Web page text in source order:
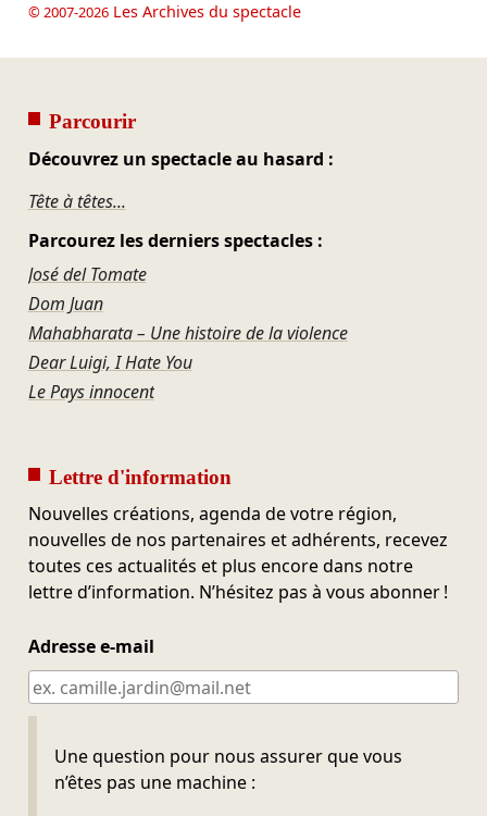
© 2007-2026Les Archives du spectacle
Parcourir
Découvrez un spectacle au hasard :
Tête à têtes...
Parcourez les derniers spectacles :
José del Tomate
Dom Juan
Mahabharata – Une histoire de la violence
Dear Luigi, I Hate You
Le Pays innocent
Lettre d'information
Nouvelles créations, agenda de votre région,
nouvelles de nos partenaires et adhérents, recevez
toutes ces actualités et plus encore dans notre
lettre d’information. N’hésitez pas à vous abonner !
Adresse e-mail
Une question pour nous assurer que vous
n’êtes pas une machine :
Ne pas remplir